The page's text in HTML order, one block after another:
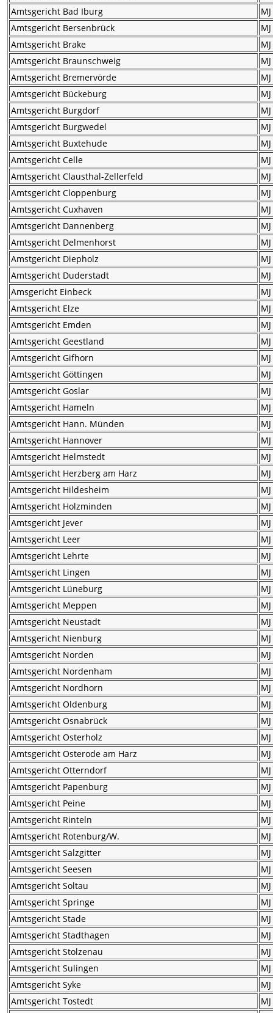
Amtsgericht Bad Iburg
MJ
Amtsgericht Bersenbrück
MJ
Amtsgericht Brake
MJ
Amtsgericht Braunschweig
MJ
Amtsgericht Bremervörde
MJ
Amtsgericht Bückeburg
MJ
Amtsgericht Burgdorf
MJ
Amtsgericht Burgwedel
MJ
Amtsgericht Buxtehude
MJ
Amtsgericht Celle
MJ
Amtsgericht Clausthal-Zellerfeld
MJ
Amtsgericht Cloppenburg
MJ
Amtsgericht Cuxhaven
MJ
Amtsgericht Dannenberg
MJ
Amtsgericht Delmenhorst
MJ
Amstgericht Diepholz
MJ
Amtsgericht Duderstadt
MJ
Amsgericht Einbeck
MJ
Amtsgericht Elze
MJ
Amtsgericht Emden
MJ
Amtsgericht Geestland
MJ
Amtsgericht Gifhorn
MJ
Amtsgericht Göttingen
MJ
Amtsgericht Goslar
MJ
Amtsgericht Hameln
MJ
Amtsgericht Hann. Münden
MJ
Amtsgericht Hannover
MJ
Amtsgericht Helmstedt
MJ
Amtsgericht Herzberg am Harz
MJ
Amtsgericht Hildesheim
MJ
Amtsgericht Holzminden
MJ
Amtsgericht Jever
MJ
Amtsgericht Leer
MJ
Amtsgericht Lehrte
MJ
Amtsgericht Lingen
MJ
Amtsgericht Lüneburg
MJ
Amtsgericht Meppen
MJ
Amtsgericht Neustadt
MJ
Amtsgericht Nienburg
MJ
Amtsgericht Norden
MJ
Amtsgericht Nordenham
MJ
Amtsgericht Nordhorn
MJ
Amtsgericht Oldenburg
MJ
Amtsgericht Osnabrück
MJ
Amtsgericht Osterholz
MJ
Amtsgericht Osterode am Harz
MJ
Amtsgericht Otterndorf
MJ
Amtsgericht Papenburg
MJ
Amtsgericht Peine
MJ
Amtsgericht Rinteln
MJ
Amtsgericht Rotenburg/W.
MJ
Amtsgericht Salzgitter
MJ
Amtsgericht Seesen
MJ
Amtsgericht Soltau
MJ
Amtsgericht Springe
MJ
Amtsgericht Stade
MJ
Amtsgericht Stadthagen
MJ
Amtsgericht Stolzenau
MJ
Amtsgericht Sulingen
MJ
Amtsgericht Syke
MJ
Amtsgericht Tostedt
MJ